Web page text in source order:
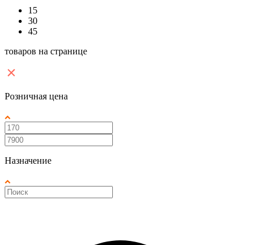
15
30
45
товаров на странице
Розничная цена
Назначение